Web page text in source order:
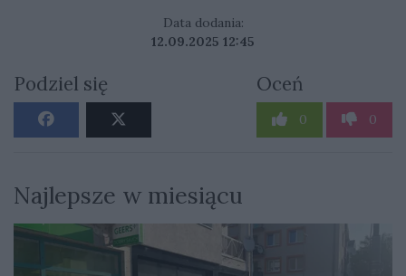
Data dodania:
12.09.2025 12:45
Podziel się Oceń
0 0
Najlepsze w miesiącu